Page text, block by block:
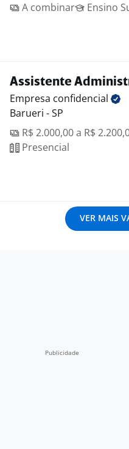
A combinar
Ensino
Assistente
Empresa confidencial
Barueri - SP
R$ 2.000,00 a R$
Presencial
VER MAIS